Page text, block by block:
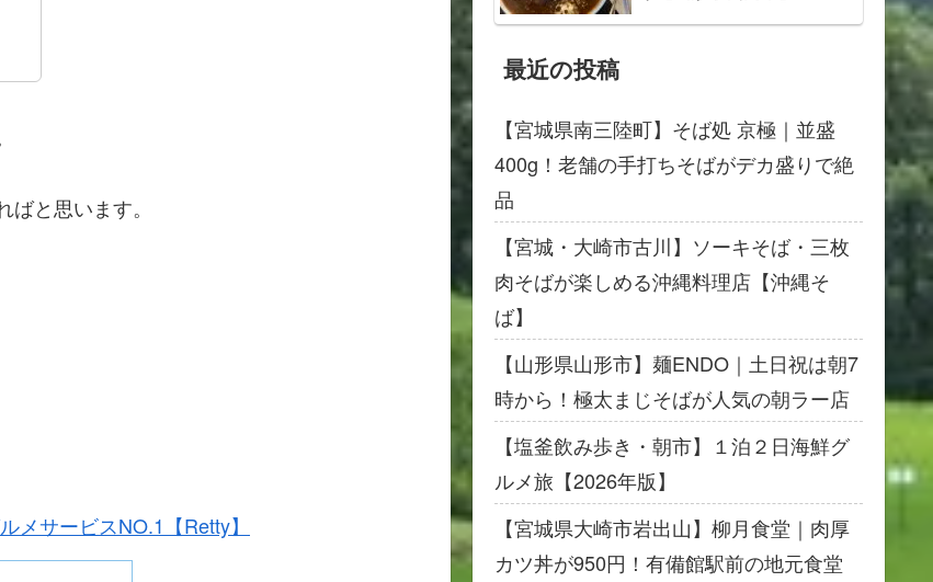
と思います。
メサービスNO.1【Retty】
最近の投稿
【宮城県南三陸町】そば処 京極｜並盛
400g！老舗の手打ちそばがデカ盛りで絶
品
【宮城・大崎市古川】ソーキそば・三枚
肉そばが楽しめる沖縄料理店【沖縄そ
ば】
【山形県山形市】麺ENDO｜土日祝は朝7
時から！極太まじそばが人気の朝ラー店
【塩釜飲み歩き・朝市】１泊２日海鮮グ
ルメ旅【2026年版】
【宮城県大崎市岩出山】柳月食堂｜肉厚
カツ丼が950円！有備館駅前の地元食堂